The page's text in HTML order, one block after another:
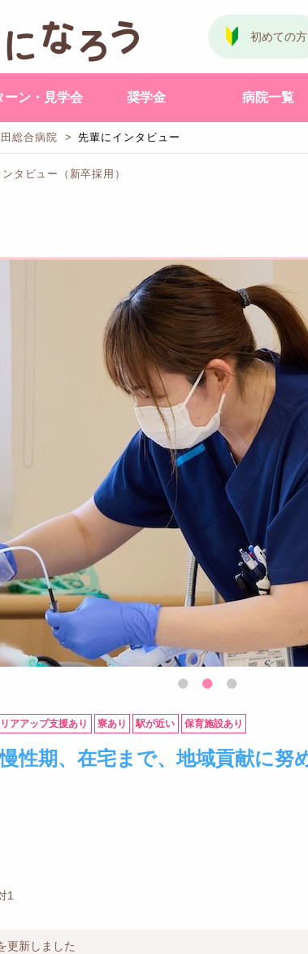
ーン・見学会 奨学金 病院一覧
総合病院 先輩にインタビュー
タビュー（新卒採用）
アアップ支援あり 寮あり 駅が近い 保育施設あり
性期、在宅まで、地域貢献に努
1
更新しました